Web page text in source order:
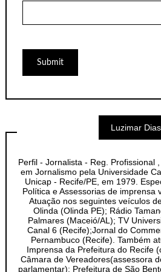
Luzimar Dias
Perfil - Jornalista - Reg. Profissional
em Jornalismo pela Universidade
Unicap - Recife/PE, em 1979.
Política e Assessorias de imprensa
Atuação nos seguintes veículos
Olinda (Olinda PE); Rádio
Palmares (Maceió/AL); TV
Canal 6 (Recife);Jornal do
Pernambuco (Recife). Também
Imprensa da Prefeitura do Recife
Câmara de Vereadores(assessora
parlamentar); Prefeitura de São